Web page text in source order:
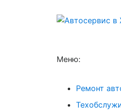
Меню:
Ремонт